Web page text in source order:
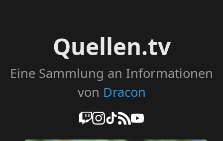
Quellen.tv
Eine Sammlung an Informationen
von Dracon